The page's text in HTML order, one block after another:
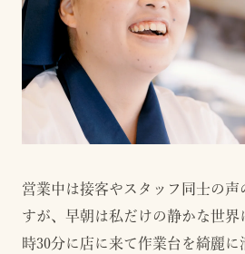
営業中は接客やスタッフ同士の声
すが、早朝は私だけの静かな世界
時30分に店に来て作業台を綺麗